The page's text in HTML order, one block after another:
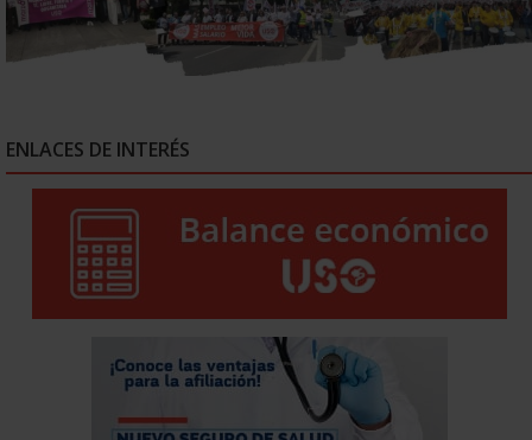
ENLACES DE INTERÉS